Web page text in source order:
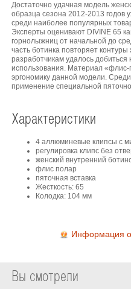
Достаточно удачная модель
образца сезона 2012-2013
среди наиболее популярных
Эксперты оценивают DIVINE 65
горнолыжниц от начальной до
часть ботинка повторяет
разработчикам удалось
использования. Материал
эргономику данной модели.
применение специальной
Характеристики
4 аллюминевые клипсы с
регулировка клипс без
женский внутренний
флис полар
пяточная вставка
Жесткость: 65
Колодка: 104 мм
Информация о
Вы смотрели